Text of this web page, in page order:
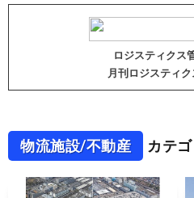
ロジスティクス
月刊ロジスティ
物流施設/不動産 カテ